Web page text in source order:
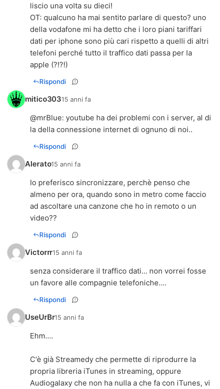
liscio una volta su dieci!
OT: qualcuno ha mai sentito parlare di questo? uno
della vodafone mi ha detto che i loro piani tariffari
dati per iphone sono più cari rispetto a quelli di altri
telefoni perché tutto il traffico dati passa per la
apple (?!?!)
Rispondi
mitico30315 anni fa
@mrBlue: youtube ha dei problemi con i server, al di
la della connessione internet di ognuno di noi..
Rispondi
Alerato15 anni fa
Io preferisco sincronizzare, perchè penso che
almeno per ora, quando sono in metro come faccio
ad ascoltare una canzone che ho in remoto o un
video??
Rispondi
Victorrr15 anni fa
senza considerare il traffico dati... non vorrei fosse
un favore alle compagnie telefoniche....
Rispondi
UseUrBr15 anni fa
Ehm....
C'è già Streamedy che permette di riprodurre la
propria libreria iTunes in streaming, oppure
Audiogalaxy che non ha nulla a che fa con iTunes, vi